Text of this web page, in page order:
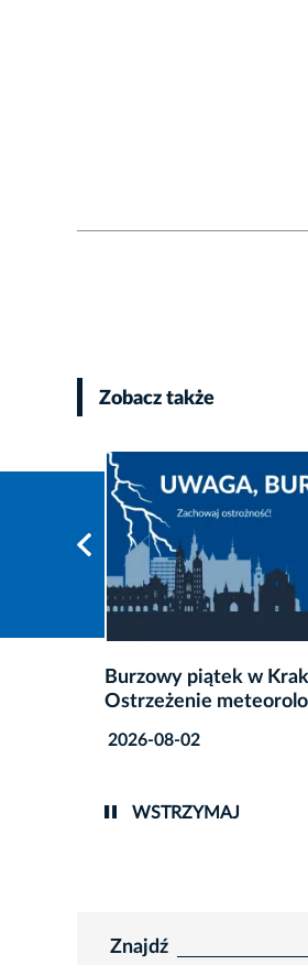
Zobacz także
Poidełka dla ptaków w
krakowskich parkach
2026-08-06
WSTRZYMAJ
Znajdź